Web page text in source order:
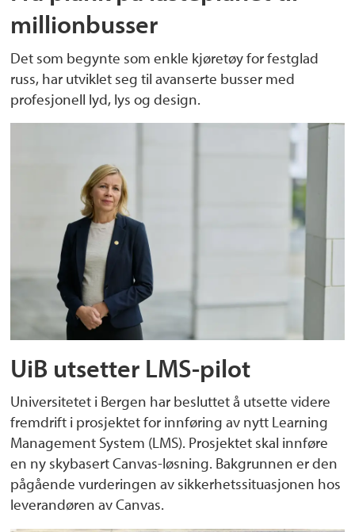
millionbusser
Det som begynte som enkle kjøretøy for festglad
russ, har utviklet seg til avanserte busser med
profesjonell lyd, lys og design.
UiB utsetter LMS-pilot
Universitetet i Bergen har besluttet å utsette videre
fremdrift i prosjektet for innføring av nytt Learning
Management System (LMS). Prosjektet skal innføre
en ny skybasert Canvas-løsning. Bakgrunnen er den
pågående vurderingen av sikkerhetssituasjonen hos
leverandøren av Canvas.